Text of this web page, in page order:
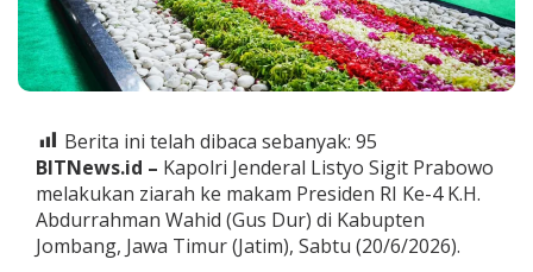
a
,
K
a
o
l
r
i
Z
i
a
Berita ini telah dibaca sebanyak: 95
BITNews.id – Kapolri Jenderal Listyo Sigit Prabowo
melakukan ziarah ke makam Presiden RI Ke-4 K.H.
Abdurrahman Wahid (Gus Dur) di Kabupten
Jombang, Jawa Timur (Jatim), Sabtu (20/6/2026).